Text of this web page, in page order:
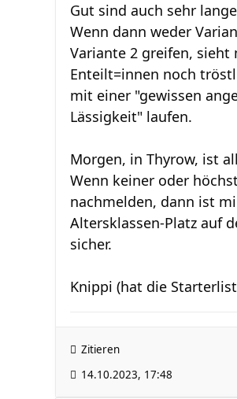
Gut sind auch sehr
Wenn dann weder
Variante 2 greifen, sieht
Enteilt=innen noch
mit einer "gewissen
Lässigkeit" laufen.
Morgen, in Thyrow, ist
Wenn keiner oder
nachmelden, dann ist
Altersklassen-Platz auf
sicher.
Knippi (hat die
Zitieren
14.10.2023, 17:48